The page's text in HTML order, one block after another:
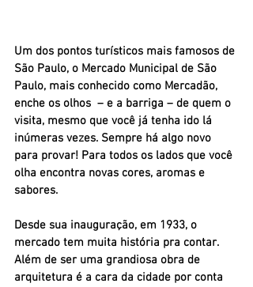
Um dos pontos turísticos mais famosos de
São Paulo, o Mercado Municipal de São
Paulo, mais conhecido como Mercadão,
enche os olhos  – e a barriga – de quem o
visita, mesmo que você já tenha ido lá
inúmeras vezes. Sempre há algo novo
para provar! Para todos os lados que você
olha encontra novas cores, aromas e
sabores.
Desde sua inauguração, em 1933, o
mercado tem muita história pra contar.
Além de ser uma grandiosa obra de
arquitetura é a cara da cidade por conta